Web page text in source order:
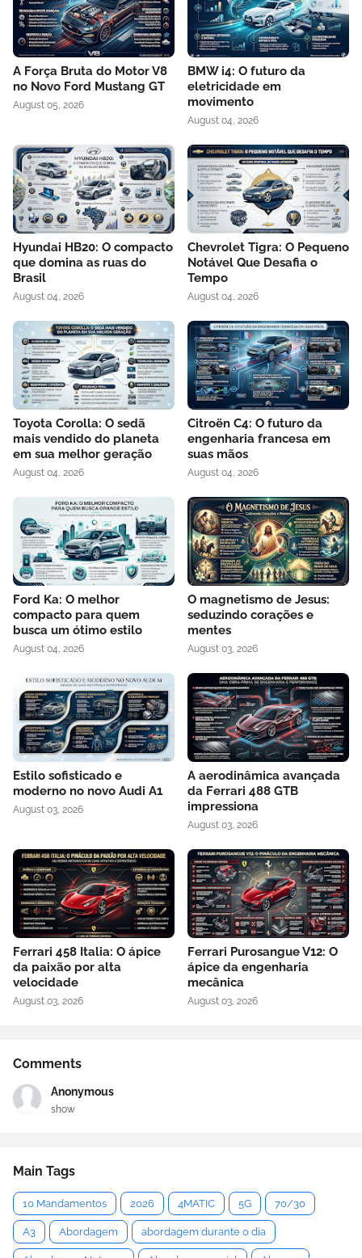
A Força Bruta do Motor V8
no Novo Ford Mustang GT
August 05, 2026
BMW i4: O futuro da
eletricidade em
movimento
August 04, 2026
Hyundai HB20: O compacto
que domina as ruas do
Brasil
August 04, 2026
Chevrolet Tigra: O Pequeno
Notável Que Desafia o
Tempo
August 04, 2026
Toyota Corolla: O sedã
mais vendido do planeta
em sua melhor geração
August 04, 2026
Citroën C4: O futuro da
engenharia francesa em
suas mãos
August 04, 2026
Ford Ka: O melhor
compacto para quem
busca um ótimo estilo
August 04, 2026
O magnetismo de Jesus:
seduzindo corações e
mentes
August 03, 2026
Estilo sofisticado e
moderno no novo Audi A1
August 03, 2026
A aerodinâmica avançada
da Ferrari 488 GTB
impressiona
August 03, 2026
Ferrari 458 Italia: O ápice
da paixão por alta
velocidade
August 03, 2026
Ferrari Purosangue V12: O
ápice da engenharia
mecânica
August 03, 2026
Comments
Anonymous
show
Main Tags
10 Mandamentos 2026 4MATIC 5G 70/30
A3 Abordagem abordagem durante o dia